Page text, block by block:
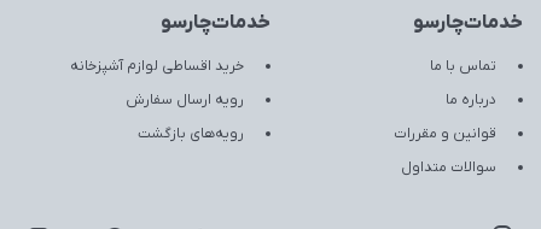
خدمات‌چارسو
تماس با ما
درباره ما
قوانین و مقررات
سوالات متداول
خدمات‌چارسو
خرید اقساطی لوازم آشپزخانه
رویه ارسال سفارش
رویه‌های بازگشت